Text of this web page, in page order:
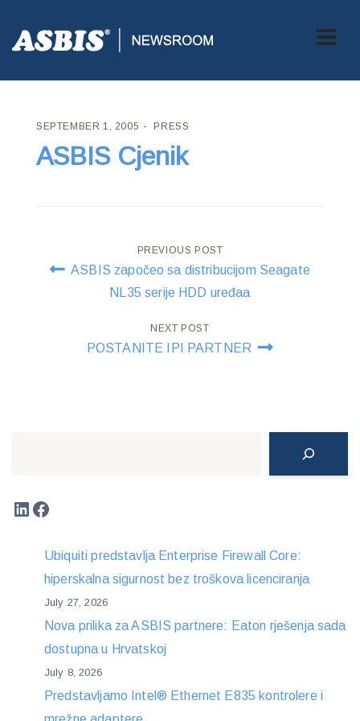
ASBIS CROATIA >PRESS > ASBIS CJENIK
SEPTEMBER 1, 2005 PRESS
ASBIS Cjenik
Post
navigation
PREVIOUS POST
ASBIS započeo sa distribucijom Seagate
NL35 serije HDD uređaa
NEXT POST
POSTANITE IPI PARTNER
LinkedIn
Facebook
Ubiquiti predstavlja Enterprise Firewall Core:
hiperskalna sigurnost bez troškova licenciranja
July 27, 2026
Nova prilika za ASBIS partnere: Eaton rješenja sada
dostupna u Hrvatskoj
July 8, 2026
Predstavljamo Intel® Ethernet E835 kontrolere i